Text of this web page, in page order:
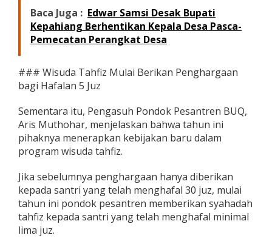
Baca Juga : Edwar Samsi Desak Bupati
Kepahiang Berhentikan Kepala Desa Pasca-
Pemecatan Perangkat Desa
### Wisuda Tahfiz Mulai Berikan Penghargaan
bagi Hafalan 5 Juz
Sementara itu, Pengasuh Pondok Pesantren BUQ,
Aris Muthohar, menjelaskan bahwa tahun ini
pihaknya menerapkan kebijakan baru dalam
program wisuda tahfiz.
Jika sebelumnya penghargaan hanya diberikan
kepada santri yang telah menghafal 30 juz, mulai
tahun ini pondok pesantren memberikan syahadah
tahfiz kepada santri yang telah menghafal minimal
lima juz.